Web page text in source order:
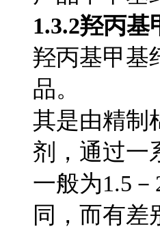
1.3.2羟丙
羟丙基甲基
品。
其是由精制
剂，通过一
一般为1.5
同，而有差